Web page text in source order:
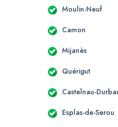
Moulin-Neuf
Camon
Mijanès
Quérigut
Castelnau-
Esplas-de-Serou